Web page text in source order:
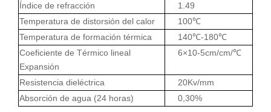
Índice de refracción
1.49
Temperatura de distorsión del calor
100℃
Temperatura de formación térmica
140℃-180℃
Coeficiente de Térmico lineal
Expansión
6×10-5cm/cm/℃
Resistencia dieléctrica
20Kv/mm
Absorción de agua (24 horas)
0,30%